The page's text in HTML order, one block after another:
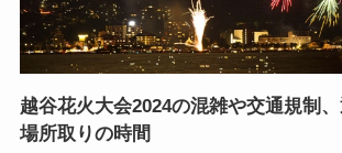
越谷花火大会2024の混雑や交通規制
場所取りの時間